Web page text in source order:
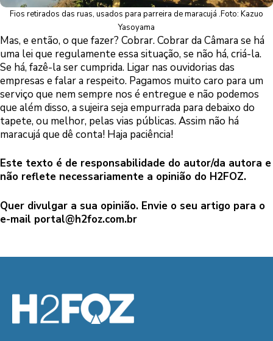
Fios retirados das ruas, usados para parreira de maracujá .Foto: Kazuo
Yasoyama
Mas, e então, o que fazer? Cobrar. Cobrar da Câmara se há
uma lei que regulamente essa situação, se não há, criá-la.
Se há, fazê-la ser cumprida. Ligar nas ouvidorias das
empresas e falar a respeito. Pagamos muito caro para um
serviço que nem sempre nos é entregue e não podemos
que além disso, a sujeira seja empurrada para debaixo do
tapete, ou melhor, pelas vias públicas. Assim não há
maracujá que dê conta! Haja paciência!
Este texto é de responsabilidade do autor/da autora e
não reflete necessariamente a opinião do H2FOZ.
Quer divulgar a sua opinião. Envie o seu artigo para o
e-mail portal@h2foz.com.br